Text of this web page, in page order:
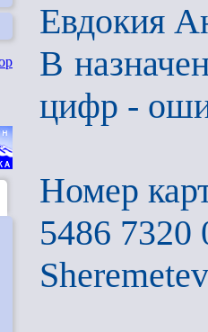
Евдокия
В
цифр -
Номер
5486 7320